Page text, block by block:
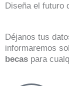
Diseña el futuro
Déjanos tus
informaremos
becas para